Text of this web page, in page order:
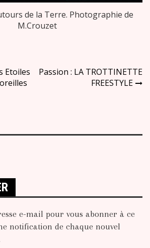
de la Terre. Photographie de
M.Crouzet
Etoiles
Passion : LA TROTTINETTE
FREESTYLE
e-mail pour vous abonner à ce
notification de chaque nouvel